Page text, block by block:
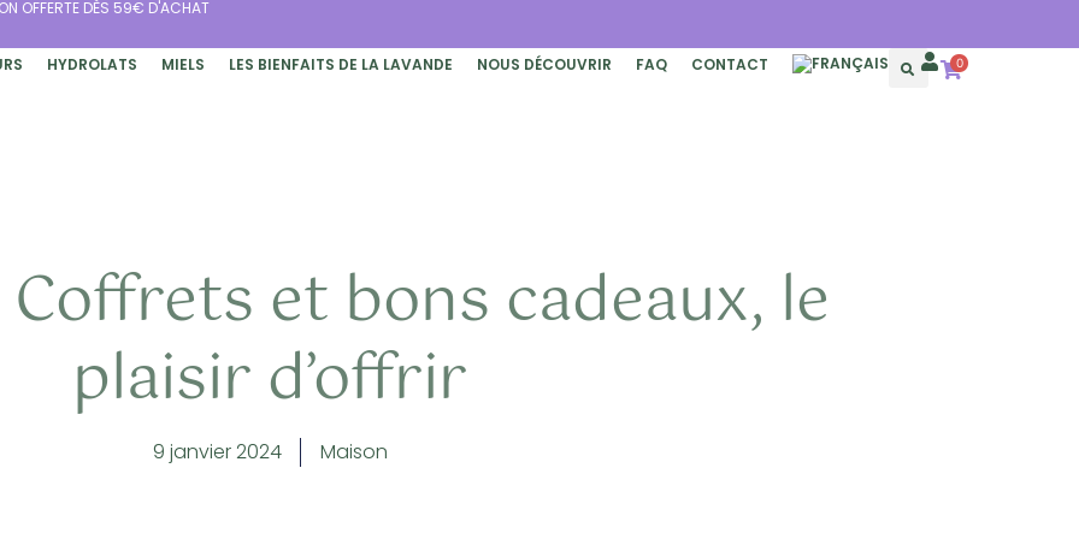
OFFERTE DÈS 59€ D'ACHAT
HYDROLATS MIELS LES BIENFAITS DE LA LAVANDE NOUS DÉCOUVRIR FAQ CONTACT 0
Coffrets et bons cadeaux, le
plaisir d’offrir
9 janvier 2024 Maison